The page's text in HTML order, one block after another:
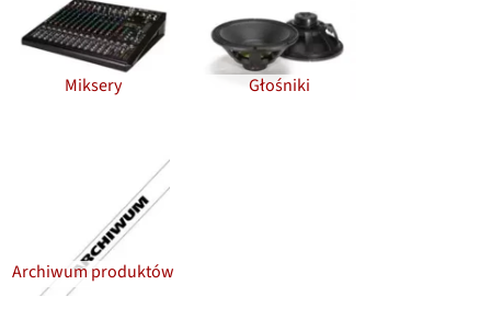
Miksery Głośniki
Archiwum produktów